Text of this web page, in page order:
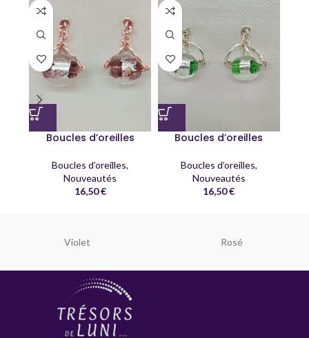
Boucles d’oreilles
Boucles d’oreilles,
Nouveautés
16,50€
Boucles d’oreilles
Boucles d’oreilles,
Nouveautés
16,50€
Violet Rosé